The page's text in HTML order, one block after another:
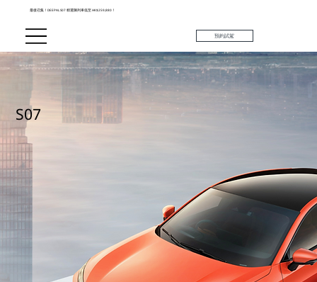
最後召集！DEEPAL S07 精選陳列車低至 HK$259,880！
預約試駕
S07